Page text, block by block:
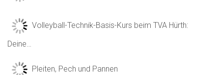
Volleyball-Technik-Basis-Kurs beim TVA Hürth:
Deine…
Pleiten, Pech und Pannen